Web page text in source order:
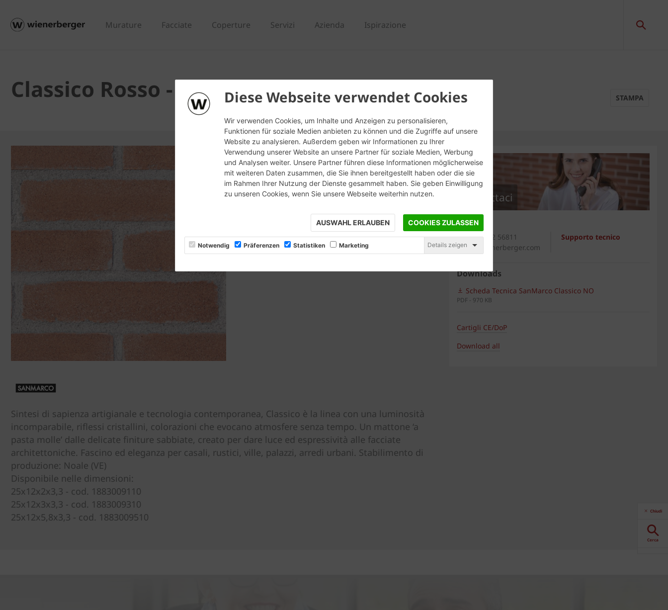
Diese Webseite verwendet Cookies
Wir verwenden Cookies, um Inhalte und Anzeigen zu personalisieren,
Funktionen für soziale Medien anbieten zu können und die Zugriffe auf unsere
Website zu analysieren. Außerdem geben wir Informationen zu Ihrer
Verwendung unserer Website an unsere Partner für soziale Medien, Werbung
und Analysen weiter. Unsere Partner führen diese Informationen möglicherweise
mit weiteren Daten zusammen, die Sie ihnen bereitgestellt haben oder die sie
im Rahmen Ihrer Nutzung der Dienste gesammelt haben. Sie geben Einwilligung
zu unseren Cookies, wenn Sie unsere Webseite weiterhin nutzen.
AUSWAHL ERLAUBEN COOKIES ZULASSEN
Notwendig Präferenzen Statistiken Marketing Details zeigen
Murature Facciate Coperture Servizi Azienda Ispirazione
Classico Rosso - Listello angolare da tavella STAMPA
Sintesi di sapienza artigianale e tecnologia contemporanea, Classico è la linea con una luminosità
incomparabile, riflessi cristallini, colorazioni che evocano atmosfere senza tempo. Un mattone ‘a
pasta molle’ dalle delicate finiture sabbiate, creato per dare luce ed espressività alle facciate
architettoniche. Fascino ed eleganza per casali, rustici, ville, palazzi, arredi urbani. Stabilimento di
produzione: Noale (VE)
Disponibile nelle dimensioni:
25x12x2x3,3 - cod. 1883009110
25x12x3x3,3 - cod. 1883009310
25x12x5,8x3,3 - cod. 1883009510
Contattaci
Generale
Supporto tecnico
+39 0542 56811
italia@wienerberger.com
Downloads
Scheda Tecnica SanMarco Classico NO
PDF - 970 KB
Cartigli CE/DoP
Download all
Chiudi
Cerca